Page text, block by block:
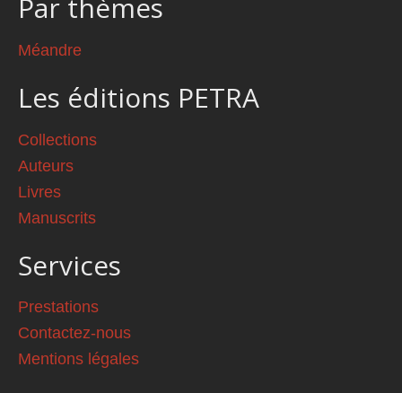
Par thèmes
Méandre
Les éditions PETRA
Collections
Auteurs
Livres
Manuscrits
Services
Prestations
Contactez-nous
Mentions légales